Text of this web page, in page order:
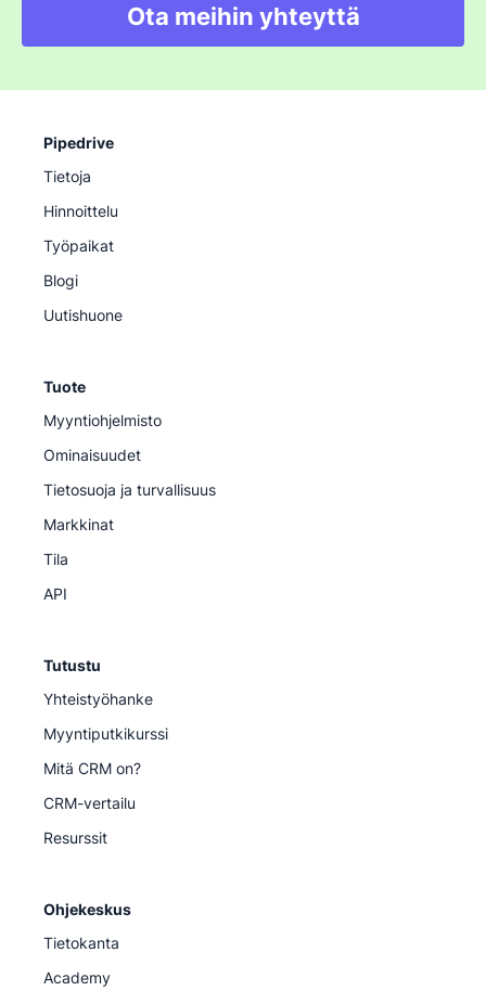
Ota meihin yhteyttä
Pipedrive
Tietoja
Hinnoittelu
Työpaikat
Blogi
Uutishuone
Tuote
Myyntiohjelmisto
Ominaisuudet
Tietosuoja ja turvallisuus
Markkinat
Tila
API
Tutustu
Yhteistyöhanke
Myyntiputkikurssi
Mitä CRM on?
CRM-vertailu
Resurssit
Ohjekeskus
Tietokanta
Academy